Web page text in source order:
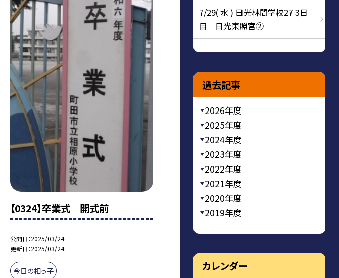
【0324】卒業式 開式前
公開日 2025/03/24
更新日 2025/03/24
今日の相っ子
7/29( 水 ) 日光林間学校27 3日
目 日光東照宮②
過去記事
2026年度
2025年度
2024年度
2023年度
2022年度
2021年度
2020年度
2019年度
カレンダー